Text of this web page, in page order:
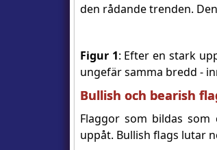
den rådande trenden.
Figur 1: Efter en stark
ungefär samma bredd -
Bullish och bearish
Flaggor som bildas
uppåt. Bullish flags lutar